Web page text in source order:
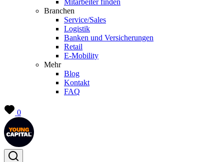
Mitarbeiter finden
Branchen
Service/Sales
Logistik
Banken und Versicherungen
Retail
E-Mobility
Mehr
Blog
Kontakt
FAQ
0